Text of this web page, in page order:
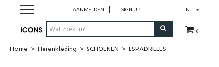
NL
0
AANMELDEN SIGN UP
Herenkleding
Home > Herenkleding > SCHOENEN > ESPADRILLES